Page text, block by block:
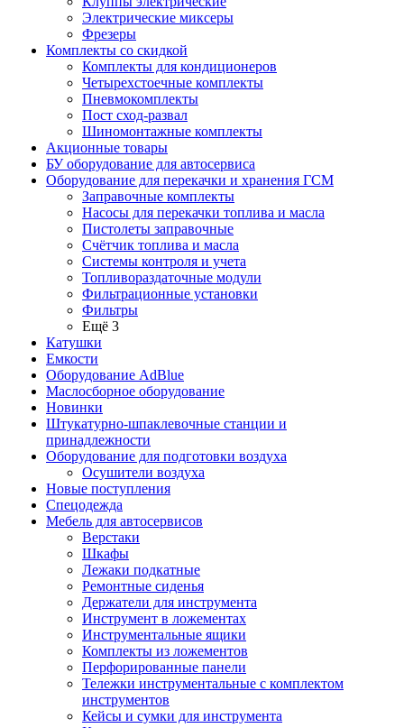
Электрические миксеры
Фрезеры
Комплекты со скидкой
Комплекты для кондиционеров
Четырехстоечные комплекты
Пневмокомплекты
Пост сход-развал
Шиномонтажные комплекты
Акционные товары
БУ оборудование для автосервиса
Оборудование для перекачки и хранения ГСМ
Заправочные комплекты
Насосы для перекачки топлива и масла
Пистолеты заправочные
Счётчик топлива и масла
Системы контроля и учета
Топливораздаточные модули
Фильтрационные установки
Фильтры
Ещё 3
Катушки
Емкости
Оборудование AdBlue
Маслосборное оборудование
Новинки
Штукатурно-шпаклевочные станции и
принадлежности
Оборудование для подготовки воздуха
Осушители воздуха
Новые поступления
Спецодежда
Мебель для автосервисов
Верстаки
Шкафы
Лежаки подкатные
Ремонтные сиденья
Держатели для инструмента
Инструмент в ложементах
Инструментальные ящики
Комплекты из ложементов
Перфорированные панели
Тележки инструментальные с комплектом
инструментов
Кейсы и сумки для инструмента